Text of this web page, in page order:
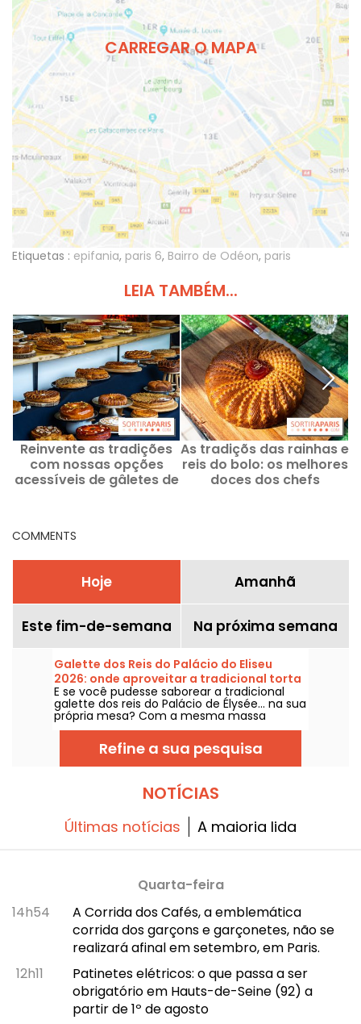
CARREGAR O MAPA
Etiquetas : epifania, paris 6, Bairro de Odéon, paris
LEIA TAMBÉM...
Reinvente as tradições
com nossas opções
acessíveis de gâletes de
irresistíveis.
As tradiçõs das rainhas e
reis do bolo: os melhores
doces dos chefs
COMMENTS
Hoje Amanhã
Este fim-de-semana Na próxima semana
Galette dos Reis do Palácio do Eliseu
2026: onde aproveitar a tradicional torta
presidencial em formato familiar? - fotos
E se você pudesse saborear a tradicional
galette dos reis do Palácio de Élysée... na sua
própria mesa? Com a mesma massa
folhada feita com manteiga de verdade, o
mesmo creme de amêndoas caseiro, e
desta vez com a fava para que cada um
possa virar rei ou rainha por um momento.
padaria artesanal do 15º arrondissement,
que mantém a receita servida ao palácio,
mesa!
Refine a sua pesquisa
NOTÍCIAS
Últimas notícias A maioria lida
Quarta-feira
14h54
A Corrida dos Cafés, a emblemática
corrida dos garçons e garçonetes, não se
realizará afinal em setembro, em Paris.
12h11
Patinetes elétricos: o que passa a ser
obrigatório em Hauts-de-Seine (92) a
partir de 1º de agosto